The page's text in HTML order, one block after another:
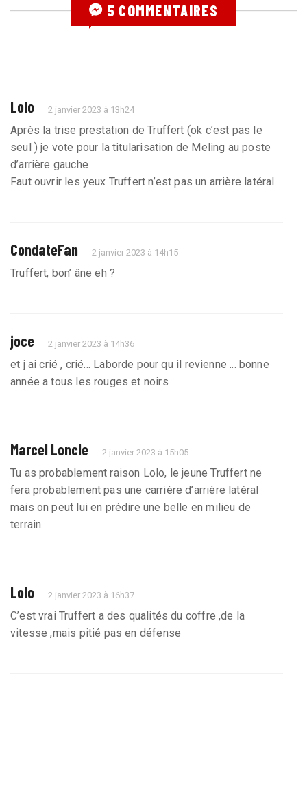
5 COMMENTAIRES
Lolo 2 janvier 2023 à 13h24
Après la trise prestation de Truffert (ok c’est pas le
seul ) je vote pour la titularisation de Meling au poste
d’arrière gauche
Faut ouvrir les yeux Truffert n’est pas un arrière latéral
CondateFan 2 janvier 2023 à 14h15
Truffert, bon’ âne eh ?
joce 2 janvier 2023 à 14h36
et j ai crié , crié... Laborde pour qu il revienne ... bonne
année a tous les rouges et noirs
Marcel Loncle 2 janvier 2023 à 15h05
Tu as probablement raison Lolo, le jeune Truffert ne
fera probablement pas une carrière d’arrière latéral
mais on peut lui en prédire une belle en milieu de
terrain.
Lolo 2 janvier 2023 à 16h37
C’est vrai Truffert a des qualités du coffre ,de la
vitesse ,mais pitié pas en défense